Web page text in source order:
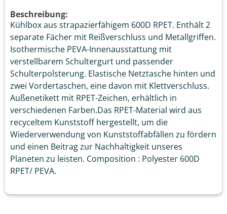
Beschreibung:
Kühlbox aus strapazierfähigem 600D RPET. Enthält 2
separate Fächer mit Reißverschluss und Metallgriffen.
Isothermische PEVA-Innenausstattung mit
verstellbarem Schultergurt und passender
Schulterpolsterung. Elastische Netztasche hinten und
zwei Vordertaschen, eine davon mit Klettverschluss.
Außenetikett mit RPET-Zeichen, erhältlich in
verschiedenen Farben.Das RPET-Material wird aus
recyceltem Kunststoff hergestellt, um die
Wiederverwendung von Kunststoffabfällen zu fördern
und einen Beitrag zur Nachhaltigkeit unseres
Planeten zu leisten. Composition : Polyester 600D
RPET/ PEVA.